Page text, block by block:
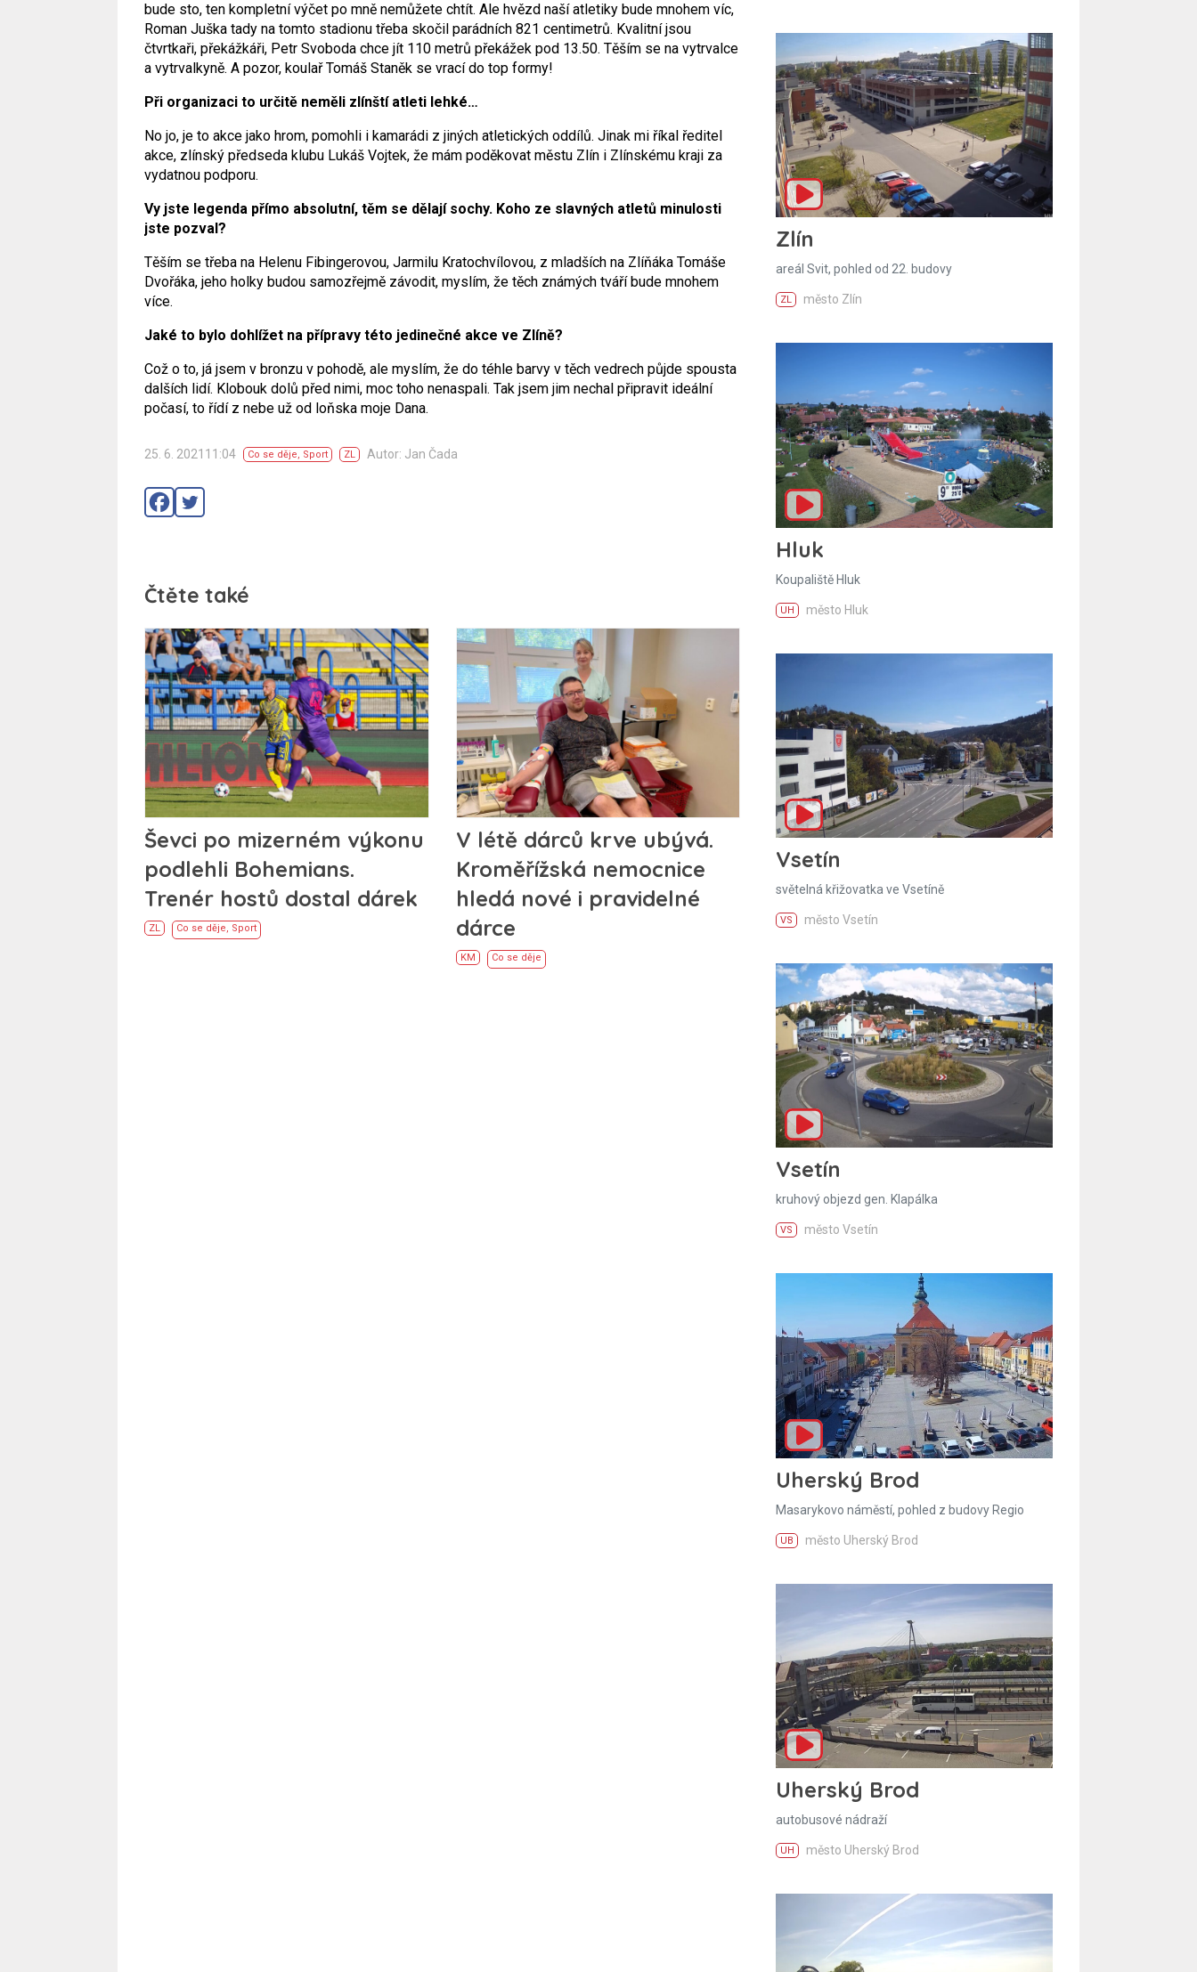
bude sto, ten kompletní výčet po mně nemůžete chtít. Ale hvězd naší atletiky bude mnohem víc,
Roman Juška tady na tomto stadionu třeba skočil parádních 821 centimetrů. Kvalitní jsou
čtvrtkaři, překážkáři, Petr Svoboda chce jít 110 metrů překážek pod 13.50. Těším se na vytrvalce
a vytrvalkyně. A pozor, koulař Tomáš Staněk se vrací do top formy!
Při organizaci to určitě neměli zlínští atleti lehké…
No jo, je to akce jako hrom, pomohli i kamarádi z jiných atletických oddílů. Jinak mi říkal ředitel
akce, zlínský předseda klubu Lukáš Vojtek, že mám poděkovat městu Zlín i Zlínskému kraji za
vydatnou podporu.
Vy jste legenda přímo absolutní, těm se dělají sochy. Koho ze slavných atletů minulosti
jste pozval?
Těším se třeba na Helenu Fibingerovou, Jarmilu Kratochvílovou, z mladších na Zlíňáka Tomáše
Dvořáka, jeho holky budou samozřejmě závodit, myslím, že těch známých tváří bude mnohem
více.
Jaké to bylo dohlížet na přípravy této jedinečné akce ve Zlíně?
Což o to, já jsem v bronzu v pohodě, ale myslím, že do téhle barvy v těch vedrech půjde spousta
dalších lidí. Klobouk dolů před nimi, moc toho nenaspali. Tak jsem jim nechal připravit ideální
počasí, to řídí z nebe už od loňska moje Dana.
25. 6. 202111:04 Co se děje, Sport ZL Autor: Jan Čada
Čtěte také
Ševci po mizerném výkonu
podlehli Bohemians.
Trenér hostů dostal dárek
ZL Co se děje, Sport
V létě dárců krve ubývá.
Kroměřížská nemocnice
hledá nové i pravidelné
dárce
KM Co se děje
Zlín
areál Svit, pohled od 22. budovy
ZL město Zlín
Hluk
Koupaliště Hluk
UH město Hluk
Vsetín
světelná křižovatka ve Vsetíně
VS město Vsetín
Vsetín
kruhový objezd gen. Klapálka
VS město Vsetín
Uherský Brod
Masarykovo náměstí, pohled z budovy Regio
UB město Uherský Brod
Uherský Brod
autobusové nádraží
UH město Uherský Brod